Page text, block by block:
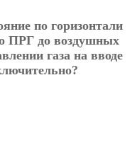
по горизонтали
ПРГ до воздушных
газа на вводе